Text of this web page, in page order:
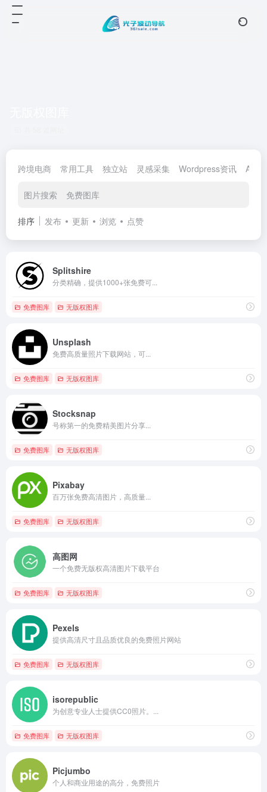
跨境电商 常用工具 独立站 灵感采集 Wordpress资讯 AI工
图片搜索 免费图库
排序 发布 更新 浏览 点赞
Splitshire
分类精确，提供1000+张免费可...
免费图库 无版权图库
Unsplash
免费高质量照片下载网站，可...
免费图库 无版权图库
Stocksnap
号称第一的免费精美图片分享...
免费图库 无版权图库
Pixabay
百万张免费高清图片，高质量...
免费图库 无版权图库
高图网
一个免费无版权高清图片下载平台
免费图库 无版权图库
Pexels
提供高清尺寸且品质优良的免费照片网站
免费图库 无版权图库
isorepublic
为创意专业人士提供CC0照片。...
免费图库 无版权图库
Picjumbo
个人和商业用途的高分，免费照片